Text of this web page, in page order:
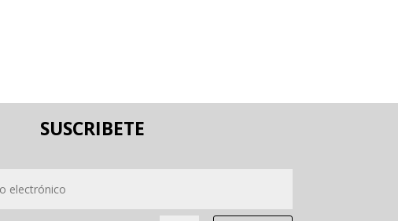
SUSCRIBETE